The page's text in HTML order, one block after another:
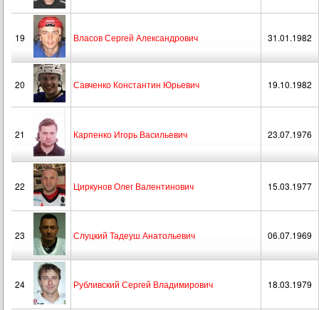
19 Власов Сергей Александрович 31.01.1982
20 Савченко Константин Юрьевич 19.10.1982
21 Карпенко Игорь Васильевич 23.07.1976
22 Циркунов Олег Валентинович 15.03.1977
23 Слуцкий Тадеуш Анатольевич 06.07.1969
24 Рубливский Сергей Владимирович 18.03.1979